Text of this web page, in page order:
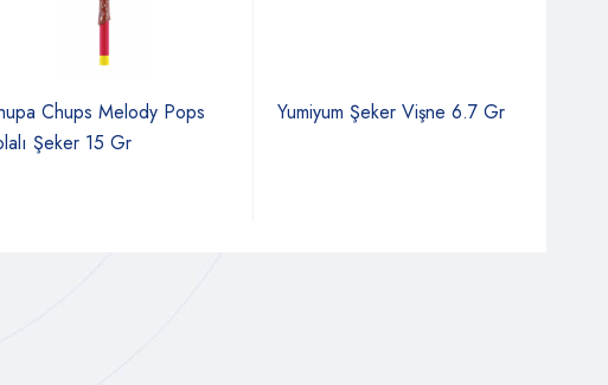
Chups Melody Pops
Şeker 15 Gr
Yumiyum Şeker Vişne 6.7 Gr